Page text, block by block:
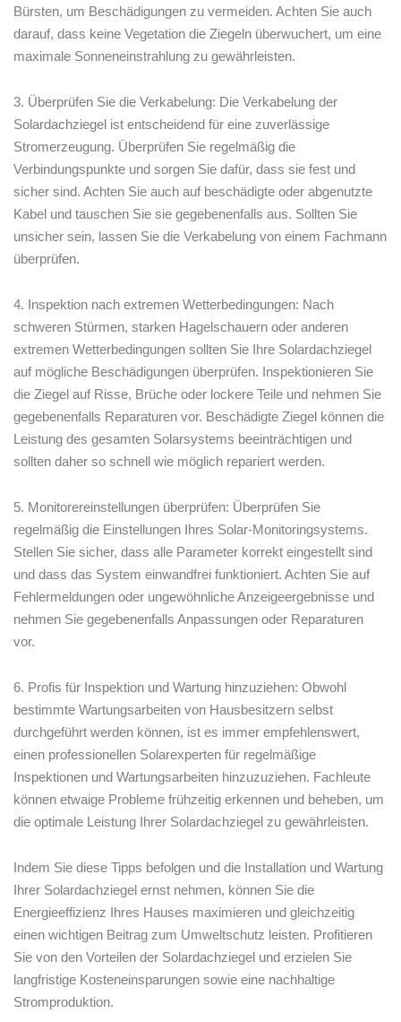
Bürsten, um Beschädigungen zu vermeiden. ⁢Achten Sie auch
darauf, dass keine Vegetation die Ziegeln überwuchert, um​ eine
maximale Sonneneinstrahlung zu gewährleisten.
3.⁤ Überprüfen Sie die Verkabelung: Die Verkabelung ⁤der
Solardachziegel ist entscheidend ⁣für eine zuverlässige
Stromerzeugung. Überprüfen Sie‍ regelmäßig die
Verbindungspunkte und sorgen Sie dafür, dass‌ sie fest und⁤
sicher sind. Achten Sie auch auf beschädigte oder abgenutzte
Kabel und tauschen Sie sie gegebenenfalls aus. Sollten‍ Sie
unsicher sein, lassen Sie die Verkabelung von einem Fachmann
überprüfen.
4.⁤ Inspektion nach extremen Wetterbedingungen: Nach
schweren Stürmen, starken Hagelschauern oder anderen
extremen Wetterbedingungen sollten‍ Sie Ihre Solardachziegel
auf mögliche Beschädigungen überprüfen. Inspektionieren Sie
⁤die Ziegel auf Risse, Brüche oder lockere Teile und ‍nehmen Sie
gegebenenfalls Reparaturen vor.‍ Beschädigte Ziegel⁢ können die
Leistung ⁤des gesamten Solarsystems beeinträchtigen und
sollten daher so schnell wie möglich repariert werden.
5. Monitorereinstellungen ‍überprüfen: Überprüfen Sie
regelmäßig die Einstellungen Ihres⁢ Solar-Monitoringsystems.
Stellen Sie⁤ sicher, dass alle Parameter korrekt eingestellt sind‍
und dass das System einwandfrei funktioniert. Achten Sie auf
Fehlermeldungen oder ungewöhnliche Anzeigeergebnisse und
nehmen Sie gegebenenfalls Anpassungen oder⁣ Reparaturen
vor.
6. Profis für Inspektion und Wartung hinzuziehen: Obwohl
bestimmte Wartungsarbeiten von Hausbesitzern selbst
⁢durchgeführt werden​ können, ⁣ist es immer empfehlenswert,
einen professionellen Solarexperten für regelmäßige
Inspektionen und Wartungsarbeiten hinzuzuziehen. ‍Fachleute
können ⁣etwaige Probleme frühzeitig erkennen und beheben, um
die optimale Leistung Ihrer Solardachziegel zu gewährleisten.
Indem Sie diese Tipps befolgen und die Installation und Wartung
Ihrer Solardachziegel ernst nehmen, können Sie die
Energieeffizienz Ihres ‍Hauses maximieren und gleichzeitig
einen wichtigen Beitrag zum Umweltschutz leisten. Profitieren
Sie von⁤ den Vorteilen der Solardachziegel und erzielen Sie⁤
langfristige Kosteneinsparungen sowie eine nachhaltige
Stromproduktion.